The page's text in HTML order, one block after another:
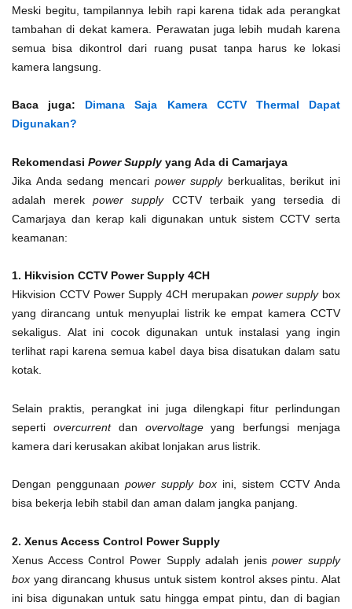
Meski begitu, tampilannya lebih rapi karena tidak ada perangkat
tambahan di dekat kamera. Perawatan juga lebih mudah karena
semua bisa dikontrol dari ruang pusat tanpa harus ke lokasi
kamera langsung.
Baca juga: Dimana Saja Kamera CCTV Thermal Dapat
Digunakan?
Rekomendasi Power Supplyyang Ada di Camarjaya
Jika Anda sedang mencari power supplyberkualitas, berikut ini
adalah merekpower supply CCTV terbaik yang tersedia di
Camarjaya dan kerap kali digunakan untuk sistem CCTV serta
keamanan:
1. Hikvision CCTV Power Supply 4CH
Hikvision CCTV Power Supply 4CH merupakan power supplybox
yang dirancang untuk menyuplai listrik ke empat kamera CCTV
sekaligus. Alat ini cocok digunakan untuk instalasi yang ingin
terlihat rapi karena semua kabel daya bisa disatukan dalam satu
kotak.
Selain praktis, perangkat ini juga dilengkapi fitur perlindungan
seperti overcurrent dan overvoltageyang berfungsi menjaga
kamera dari kerusakan akibat lonjakan arus listrik.
Dengan penggunaan power supply box ini, sistem CCTV Anda
bisa bekerja lebih stabil dan aman dalam jangka panjang.
2. Xenus Access Control Power Supply
Xenus Access Control Power Supply adalah jenispower supply
box yang dirancang khusus untuk sistem kontrol akses pintu. Alat
ini bisa digunakan untuk satu hingga empat pintu, dan di bagian